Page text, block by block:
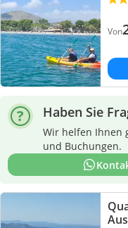
Von
Haben Sie
Wir helfen Ihnen
und Buchungen.